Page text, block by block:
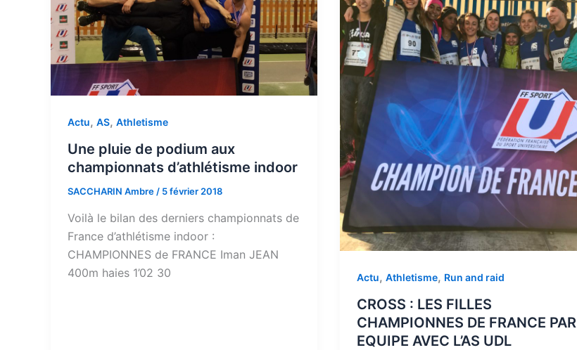
Actu, AS, Athletisme
Une pluie de podium aux
championnats d’athlétisme indoor
SACCHARIN Ambre / 5 février 2018
Voilà le bilan des derniers championnats de
France d’athlétisme indoor :
CHAMPIONNES de FRANCE Iman JEAN
400m haies 1’02 30
Actu, Athletisme, Run and raid
CROSS : LES FILLES
CHAMPIONNES DE FRANCE PAR
EQUIPE AVEC L’AS UDL